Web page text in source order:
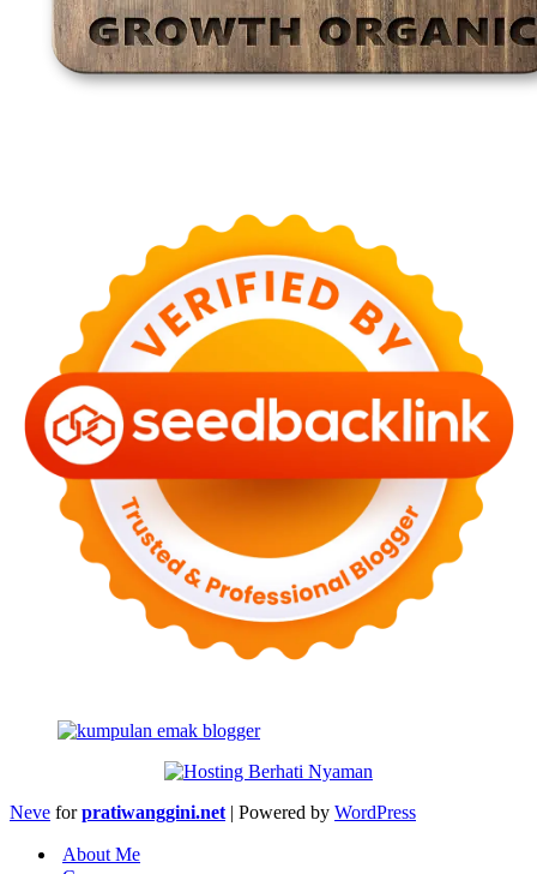
Neve forpratiwanggini.net | Powered by WordPress
About Me